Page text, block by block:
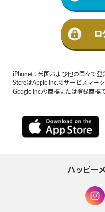
iPhoneは 米国および他の国々で
StoreはApple Inc.のサービスマー
Google Inc.の商標または登録商標で
ハッピー